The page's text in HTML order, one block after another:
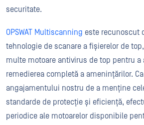
securitate.
OPSWAT Multiscanning este recunoscut
tehnologie de scanare a fișierelor de
multe motoare antivirus de top pentru a
remedierea completă a amenințărilor.
angajamentului nostru de a menține
standarde de protecție și eficiență,
periodice ale motoarelor disponibile